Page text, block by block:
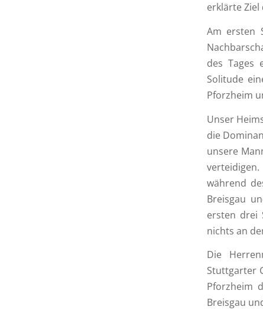
erklärte Ziel
Am ersten
des Tages
Solitude
Pforzheim
Unser
die
unsere
während
Breisgau
ersten drei
nichts an
Die
Stuttgarter
Pforzheim
Breisgau